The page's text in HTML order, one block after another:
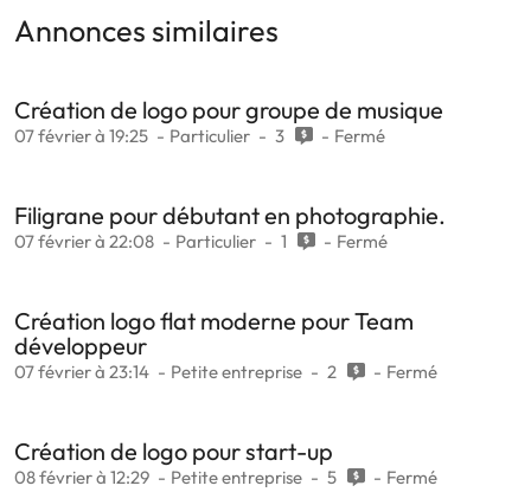
Annonces similaires
Création de logo pour groupe de musique
07 février à 19:25 Particulier 3 Fermé
Filigrane pour débutant en photographie.
07 février à 22:08 Particulier 1 Fermé
Création logo flat moderne pour Team
développeur
07 février à 23:14 Petite entreprise 2 Fermé
Création de logo pour start-up
08 février à 12:29 Petite entreprise 5 Fermé